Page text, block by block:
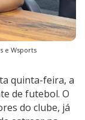
e Wsports
quinta-feira, a
de futebol. O
do clube, já